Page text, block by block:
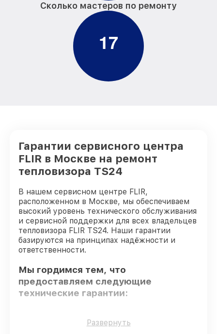
Сколько мастеров по ремонту
17
Гарантии сервисного центра
FLIR в Москве на ремонт
тепловизора TS24
В нашем сервисном центре FLIR,
расположенном в Москве, мы обеспечиваем
высокий уровень технического обслуживания
и сервисной поддержки для всех владельцев
тепловизора FLIR TS24. Наши гарантии
базируются на принципах надёжности и
ответственности.
Мы гордимся тем, что
предоставляем следующие
технические гарантии:
Оригинальные детали– для всех видов
Развернуть